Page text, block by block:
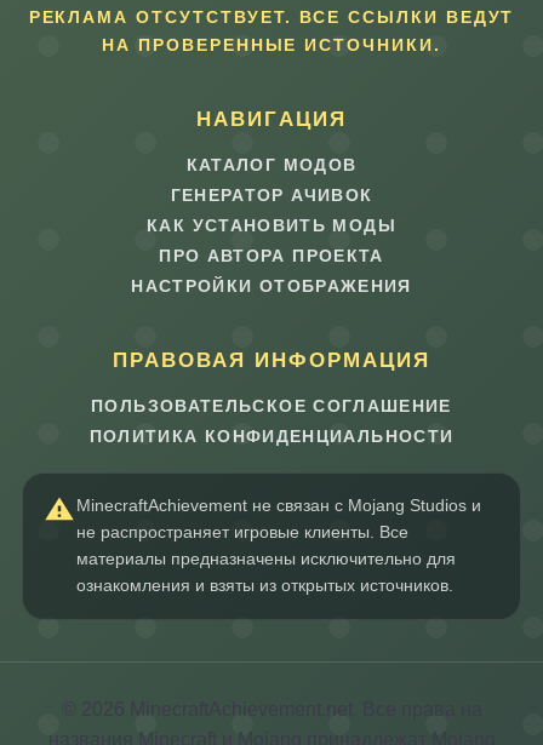
РЕКЛАМА ОТСУТСТВУЕТ. ВСЕ ССЫЛКИ ВЕДУТ
НА ПРОВЕРЕННЫЕ ИСТОЧНИКИ.
НАВИГАЦИЯ
КАТАЛОГ МОДОВ
ГЕНЕРАТОР АЧИВОК
КАК УСТАНОВИТЬ МОДЫ
ПРО АВТОРА ПРОЕКТА
НАСТРОЙКИ ОТОБРАЖЕНИЯ
ПРАВОВАЯ ИНФОРМАЦИЯ
ПОЛЬЗОВАТЕЛЬСКОЕ СОГЛАШЕНИЕ
ПОЛИТИКА КОНФИДЕНЦИАЛЬНОСТИ
MinecraftAchievement не связан с Mojang Studios и
не распространяет игровые клиенты. Все
материалы предназначены исключительно для
ознакомления и взяты из открытых источников.
© 2026 MinecraftAchievement.net. Все права на
названия Minecraft и Mojang принадлежат Mojang